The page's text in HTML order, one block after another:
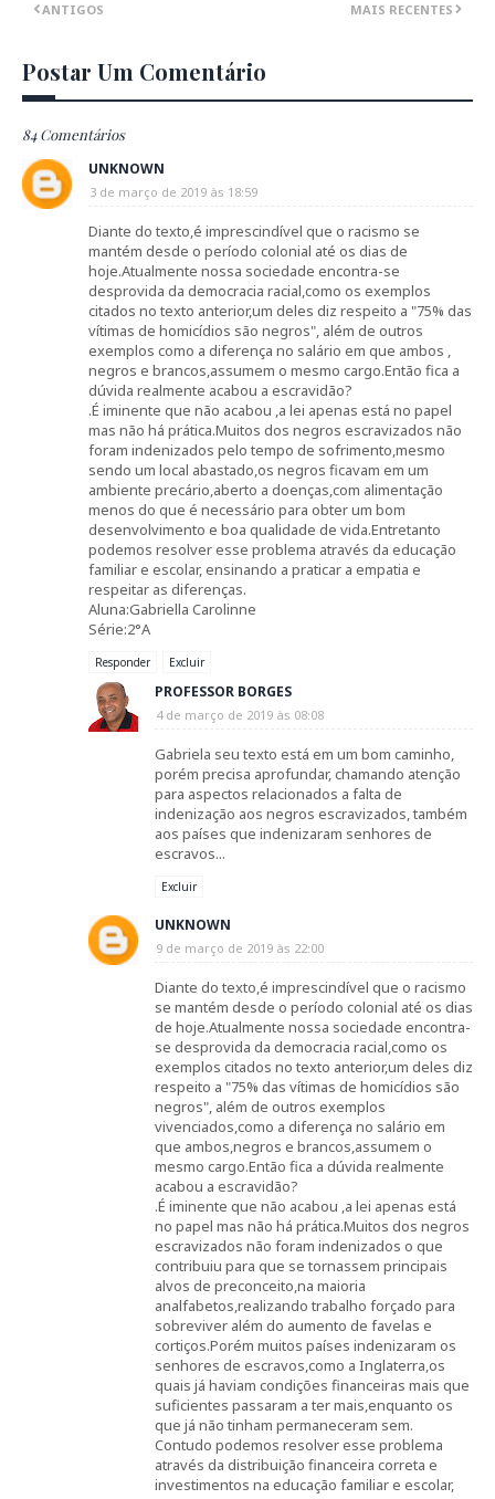
MAIS RECENTES
ANTIGOS
Postar Um Comentário
84 Comentários
UNKNOWN
3 de março de 2019 às 18:59
Diante do texto,é imprescindível que o racismo se
mantém desde o período colonial até os dias de
hoje.Atualmente nossa sociedade encontra-se
desprovida da democracia racial,como os exemplos
citados no texto anterior,um deles diz respeito a "75% das
vítimas de homicídios são negros", além de outros
exemplos como a diferença no salário em que ambos ,
negros e brancos,assumem o mesmo cargo.Então fica a
dúvida realmente acabou a escravidão?
.É iminente que não acabou ,a lei apenas está no papel
mas não há prática.Muitos dos negros escravizados não
foram indenizados pelo tempo de sofrimento,mesmo
sendo um local abastado,os negros ficavam em um
ambiente precário,aberto a doenças,com alimentação
menos do que é necessário para obter um bom
desenvolvimento e boa qualidade de vida.Entretanto
podemos resolver esse problema através da educação
familiar e escolar, ensinando a praticar a empatia e
respeitar as diferenças.
Aluna:Gabriella Carolinne
Série:2°A
Responder Excluir
PROFESSOR BORGES
4 de março de 2019 às 08:08
Gabriela seu texto está em um bom caminho,
porém precisa aprofundar, chamando atenção
para aspectos relacionados a falta de
indenização aos negros escravizados, também
aos países que indenizaram senhores de
escravos...
Excluir
UNKNOWN
9 de março de 2019 às 22:00
Diante do texto,é imprescindível que o racismo
se mantém desde o período colonial até os dias
de hoje.Atualmente nossa sociedade encontra-
se desprovida da democracia racial,como os
exemplos citados no texto anterior,um deles diz
respeito a "75% das vítimas de homicídios são
negros", além de outros exemplos
vivenciados,como a diferença no salário em
que ambos,negros e brancos,assumem o
mesmo cargo.Então fica a dúvida realmente
acabou a escravidão?
.É iminente que não acabou ,a lei apenas está
no papel mas não há prática.Muitos dos negros
escravizados não foram indenizados o que
contribuiu para que se tornassem principais
alvos de preconceito,na maioria
analfabetos,realizando trabalho forçado para
sobreviver além do aumento de favelas e
cortiços.Porém muitos países indenizaram os
senhores de escravos,como a Inglaterra,os
quais já haviam condições financeiras mais que
suficientes passaram a ter mais,enquanto os
que já não tinham permaneceram sem.
Contudo podemos resolver esse problema
através da distribuição financeira correta e
investimentos na educação familiar e escolar,